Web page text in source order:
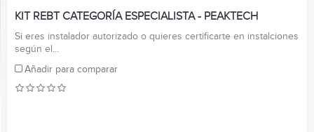
KIT REBT CATEGORÍA ESPECIALISTA - PEAKTECH
Si eres instalador autorizado o quieres certificarte en instalciones
según el...
Añadir para comparar